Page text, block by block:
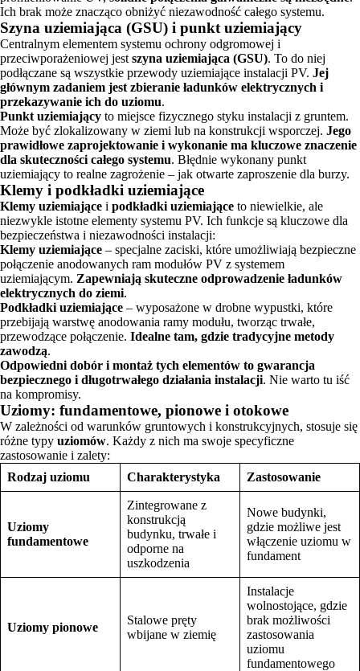
Ich brak może znacząco obniżyć niezawodność całego systemu.
Szyna uziemiająca (GSU) i punkt uziemiający
Centralnym elementem systemu ochrony odgromowej i
przeciwporażeniowej jest szyna uziemiająca (GSU). To do niej
podłączane są wszystkie przewody uziemiające instalacji PV. Jej
głównym zadaniem jest zbieranie ładunków elektrycznych i
przekazywanie ich do uziomu.
Punkt uziemiający to miejsce fizycznego styku instalacji z gruntem.
Może być zlokalizowany w ziemi lub na konstrukcji wsporczej. Jego
prawidłowe zaprojektowanie i wykonanie ma kluczowe znaczenie
dla skuteczności całego systemu. Błędnie wykonany punkt
uziemiający to realne zagrożenie – jak otwarte zaproszenie dla burzy.
Klemy i podkładki uziemiające
Klemy uziemiające i podkładki uziemiające to niewielkie, ale
niezwykle istotne elementy systemu PV. Ich funkcje są kluczowe dla
bezpieczeństwa i niezawodności instalacji:
Klemy uziemiające – specjalne zaciski, które umożliwiają bezpieczne
połączenie anodowanych ram modułów PV z systemem
uziemiającym. Zapewniają skuteczne odprowadzenie ładunków
elektrycznych do ziemi.
Podkładki uziemiające – wyposażone w drobne wypustki, które
przebijają warstwę anodowania ramy modułu, tworząc trwałe,
przewodzące połączenie. Idealne tam, gdzie tradycyjne metody
zawodzą.
Odpowiedni dobór i montaż tych elementów to gwarancja
bezpiecznego i długotrwałego działania instalacji. Nie warto tu iść
na kompromisy.
Uziomy: fundamentowe, pionowe i otokowe
W zależności od warunków gruntowych i konstrukcyjnych, stosuje się
różne typy uziomów. Każdy z nich ma swoje specyficzne
zastosowanie i zalety:
Rodzaj uziomu
Charakterystyka Zastosowanie
Uziomy
fundamentowe
Zintegrowane z
konstrukcją
budynku, trwałe i
odporne na
uszkodzenia
Nowe budynki,
gdzie możliwe jest
włączenie uziomu w
fundament
Uziomy pionowe
Stalowe pręty
wbijane w ziemię
Instalacje
wolnostojące, gdzie
brak możliwości
zastosowania
uziomu
fundamentowego